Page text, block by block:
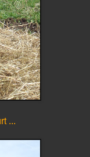
...